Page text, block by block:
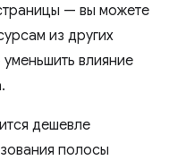
— вы можете
из других
влияние
дешевле
полосы